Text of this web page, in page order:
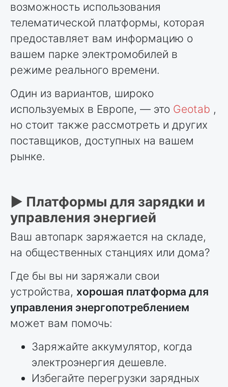
возможность использования
телематической платформы, которая
предоставляет вам информацию о
вашем парке электромобилей в
режиме реального времени.
Один из вариантов, широко
используемых в Европе, — это Geotab ,
но стоит также рассмотреть и других
поставщиков, доступных на вашем
рынке.
► Платформы для зарядки и
управления энергией
Ваш автопарк заряжается на складе,
на общественных станциях или дома?
Где бы вы ни заряжали свои
устройства, хорошая платформа для
управления энергопотреблением
может вам помочь:
Заряжайте аккумулятор, когда
электроэнергия дешевле.
Избегайте перегрузки зарядных